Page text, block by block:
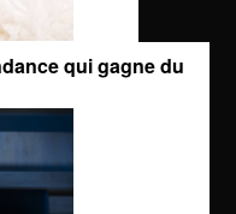
qui gagne du